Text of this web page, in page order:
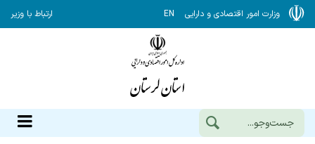
وزارت امور اقتصادی و دارایی EN ارتباط با وزیر